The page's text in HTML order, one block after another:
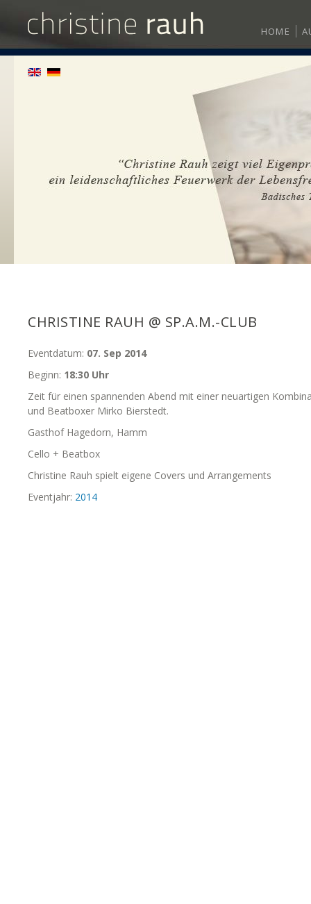
HOME
CHRISTINE RAUH @ SP.A.M.-CLUB
Eventdatum: 07. Sep 2014
Beginn: 18:30 Uhr
Zeit für einen spannenden Abend mit einer neuartigen
und Beatboxer Mirko Bierstedt.
Gasthof Hagedorn, Hamm
Cello + Beatbox
Christine Rauh spielt eigene Covers und Arrangements
Eventjahr: 2014